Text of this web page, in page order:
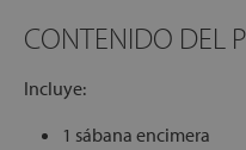
CONTENIDO DEL
Incluye:
1 sábana encimera